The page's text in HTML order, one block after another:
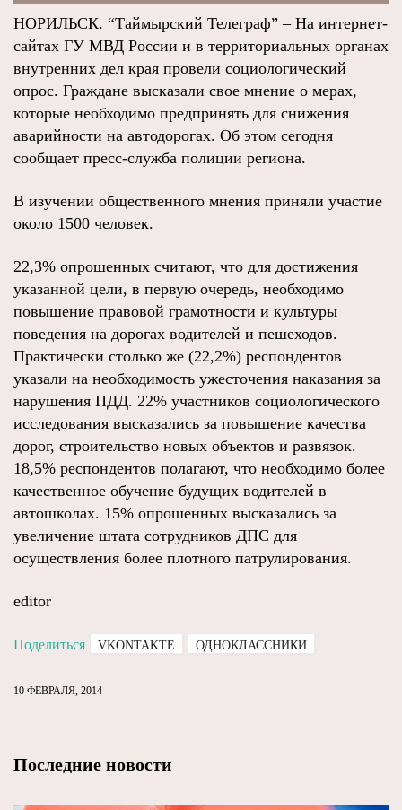
НОРИЛЬСК. “Таймырский Телеграф” – На интернет-
сайтах ГУ МВД России и в территориальных органах
внутренних дел края провели социологический
опрос. Граждане высказали свое мнение о мерах,
которые необходимо предпринять для снижения
аварийности на автодорогах. Об этом сегодня
сообщает пресс-служба полиции региона.
В изучении общественного мнения приняли участие
около 1500 человек.
22,3% опрошенных считают, что для достижения
указанной цели, в первую очередь, необходимо
повышение правовой грамотности и культуры
поведения на дорогах водителей и пешеходов.
Практически столько же (22,2%) респондентов
указали на необходимость ужесточения наказания за
нарушения ПДД. 22% участников социологического
исследования высказались за повышение качества
дорог, строительство новых объектов и развязок.
18,5% респондентов полагают, что необходимо более
качественное обучение будущих водителей в
автошколах. 15% опрошенных высказались за
увеличение штата сотрудников ДПС для
осуществления более плотного патрулирования.
editor
Поделиться VKONTAKTE ОДНОКЛАССНИКИ
10 ФЕВРАЛЯ, 2014
Последние новости